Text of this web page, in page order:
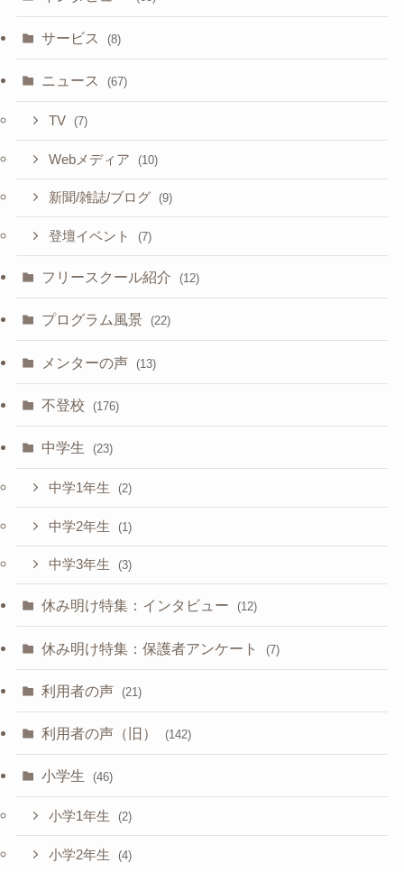
サービス (8)
ニュース (67)
TV (7)
Webメディア (10)
新聞/雑誌/ブログ (9)
登壇イベント (7)
フリースクール紹介 (12)
プログラム風景 (22)
メンターの声 (13)
不登校 (176)
中学生 (23)
中学1年生 (2)
中学2年生 (1)
中学3年生 (3)
休み明け特集：インタビュー (12)
休み明け特集：保護者アンケート (7)
利用者の声 (21)
利用者の声（旧） (142)
小学生 (46)
小学1年生 (2)
小学2年生 (4)